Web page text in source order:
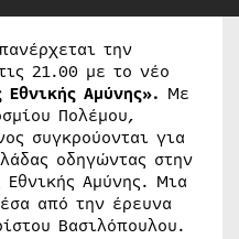
την
21.00 με το νέο
Εθνικής Αμύνης». Με
Πολέμου,
συγκρούονται για
οδηγώντας στην
Εθνικής Αμύνης. Μια
από την έρευνα
Βασιλόπουλου.